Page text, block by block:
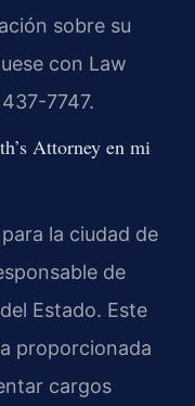
sobre su
con Law
7747.
Attorney en mi
la ciudad de
de
Estado. Este
proporcionada
cargos